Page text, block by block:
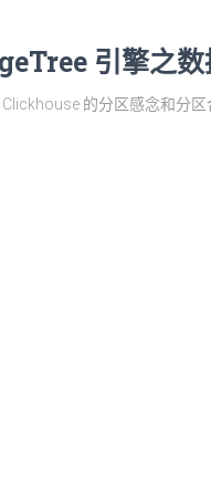
引擎之
的分区感念和分区